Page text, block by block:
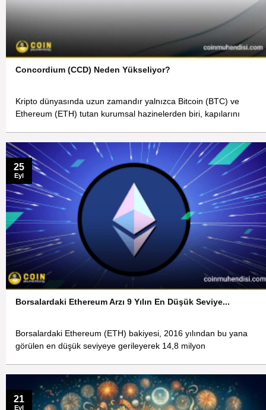
Concordium (CCD) Neden Yükseliyor?
Kripto dünyasında uzun zamandır yalnızca Bitcoin (BTC) ve
Ethereum (ETH) tutan kurumsal hazinelerden biri, kapılarını
Borsalardaki Ethereum Arzı 9 Yılın En Düşük Seviye...
Borsalardaki Ethereum (ETH) bakiyesi, 2016 yılından bu yana
görülen en düşük seviyeye gerileyerek 14,8 milyon
25
Eyl
21
Eyl